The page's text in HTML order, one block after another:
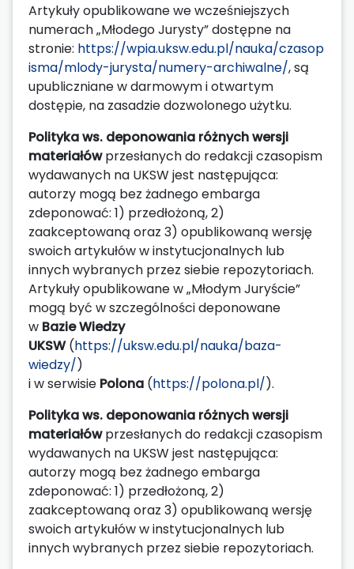
Artykuły opublikowane we wcześniejszych
numerach „Młodego Jurysty” dostępne na
stronie: https://wpia.uksw.edu.pl/nauka/czasop
isma/mlody-jurysta/numery-archiwalne/, są
upubliczniane w darmowym i otwartym
dostępie, na zasadzie dozwolonego użytku.
Polityka ws. deponowania różnych wersji
materiałówprzesłanych do redakcji czasopism
wydawanych na UKSW jest następująca:
autorzy mogą bez żadnego embarga
zdeponować: 1) przedłożoną, 2)
zaakceptowaną oraz 3) opublikowaną wersję
swoich artykułów w instytucjonalnych lub
innych wybranych przez siebie repozytoriach.
Artykuły opublikowane w „Młodym Juryście”
mogą być w szczególności deponowane
w Bazie Wiedzy
UKSW(https://uksw.edu.pl/nauka/baza-
wiedzy/)
i w serwisie Polona (https://polona.pl/).
Polityka ws. deponowania różnych wersji
materiałówprzesłanych do redakcji czasopism
wydawanych na UKSW jest następująca:
autorzy mogą bez żadnego embarga
zdeponować: 1) przedłożoną, 2)
zaakceptowaną oraz 3) opublikowaną wersję
swoich artykułów w instytucjonalnych lub
innych wybranych przez siebie repozytoriach.